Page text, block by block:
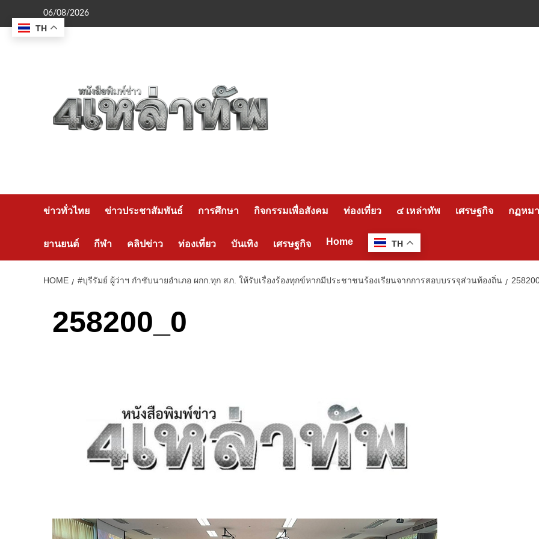
content
06/08/2026
ข่าวทั่วไทย ข่าวประชาสัมพันธ์ การศึกษา กิจกรรมเพื่อสังคม ท่องเที่ยว ๔ เหล่าทัพ เศรษฐกิจ กฏหม
ยานยนต์ กีฬา คลิปข่าว ท่องเที่ยว บันเทิง เศรษฐกิจ Home TH
HOME #บุรีรัมย์ ผู้ว่าฯ กำชับนายอำเภอ ผกก.ทุก สภ. ให้รับเรื่องร้องทุกข์หากมีประชาชนร้องเรียนจากการสอบบรรจุส่วนท้องถิ่น
258200_0
TH